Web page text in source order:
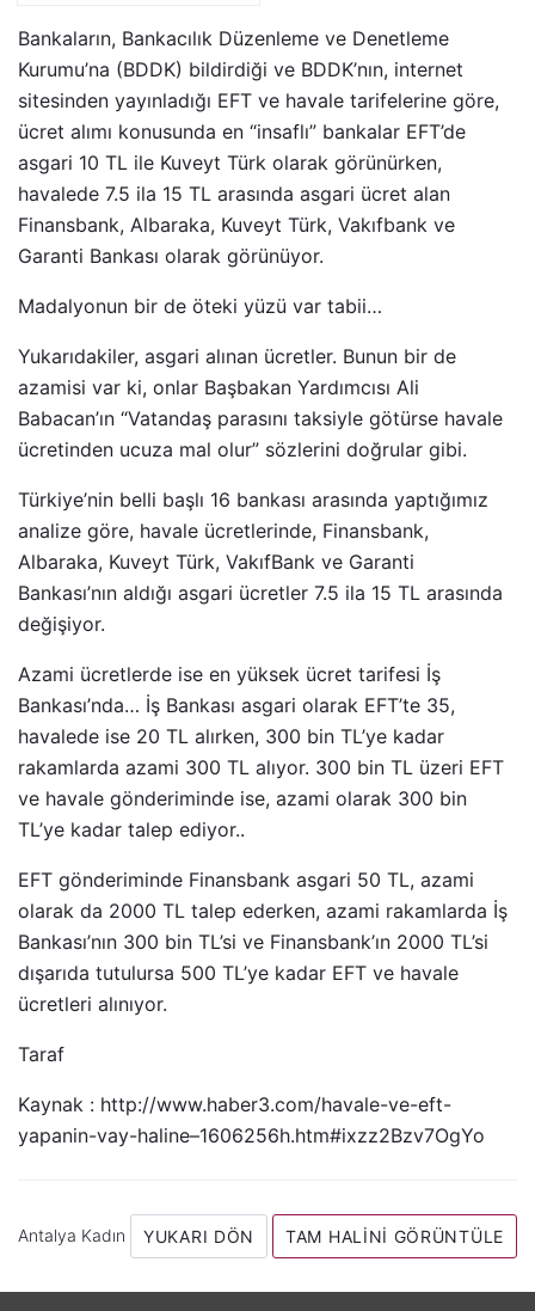
Bankaların, Bankacılık Düzenleme ve Denetleme
Kurumu’na (BDDK) bildirdiği ve BDDK’nın, internet
sitesinden yayınladığı EFT ve havale tarifelerine göre,
ücret alımı konusunda en “insaflı” bankalar EFT’de
asgari 10 TL ile Kuveyt Türk olarak görünürken,
havalede 7.5 ila 15 TL arasında asgari ücret alan
Finansbank, Albaraka, Kuveyt Türk, Vakıfbank ve
Garanti Bankası olarak görünüyor.
Madalyonun bir de öteki yüzü var tabii…
Yukarıdakiler, asgari alınan ücretler. Bunun bir de
azamisi var ki, onlar Başbakan Yardımcısı Ali
Babacan’ın “Vatandaş parasını taksiyle götürse havale
ücretinden ucuza mal olur” sözlerini doğrular gibi.
Türkiye’nin belli başlı 16 bankası arasında yaptığımız
analize göre, havale ücretlerinde, Finansbank,
Albaraka, Kuveyt Türk, VakıfBank ve Garanti
Bankası’nın aldığı asgari ücretler 7.5 ila 15 TL arasında
değişiyor.
Azami ücretlerde ise en yüksek ücret tarifesi İş
Bankası’nda… İş Bankası asgari olarak EFT’te 35,
havalede ise 20 TL alırken, 300 bin TL’ye kadar
rakamlarda azami 300 TL alıyor. 300 bin TL üzeri EFT
ve havale gönderiminde ise, azami olarak 300 bin
TL’ye kadar talep ediyor..
EFT gönderiminde Finansbank asgari 50 TL, azami
olarak da 2000 TL talep ederken, azami rakamlarda İş
Bankası’nın 300 bin TL’si ve Finansbank’ın 2000 TL’si
dışarıda tutulursa 500 TL’ye kadar EFT ve havale
ücretleri alınıyor.
Taraf
Kaynak : http://www.haber3.com/havale-ve-eft-
yapanin-vay-haline–1606256h.htm#ixzz2Bzv7OgYo
Antalya Kadın YUKARI DÖN TAM HALINI GÖRÜNTÜLE